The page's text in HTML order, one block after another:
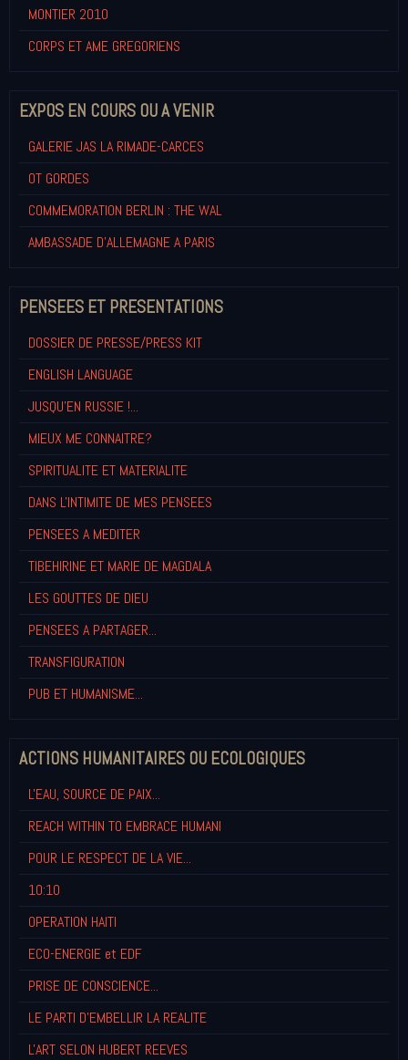
MONTIER 2010
CORPS ET AME GREGORIENS
EXPOS EN COURS OU A VENIR
GALERIE JAS LA RIMADE-CARCES
OT GORDES
COMMEMORATION BERLIN : THE WAL
AMBASSADE D'ALLEMAGNE A PARIS
PENSEES ET PRESENTATIONS
DOSSIER DE PRESSE/PRESS KIT
ENGLISH LANGUAGE
JUSQU'EN RUSSIE !...
MIEUX ME CONNAITRE?
SPIRITUALITE ET MATERIALITE
DANS L'INTIMITE DE MES PENSEES
PENSEES A MEDITER
TIBEHIRINE ET MARIE DE MAGDALA
LES GOUTTES DE DIEU
PENSEES A PARTAGER...
TRANSFIGURATION
PUB ET HUMANISME...
ACTIONS HUMANITAIRES OU ECOLOGIQUES
L'EAU, SOURCE DE PAIX...
REACH WITHIN TO EMBRACE HUMANI
POUR LE RESPECT DE LA VIE...
10:10
OPERATION HAITI
ECO-ENERGIE et EDF
PRISE DE CONSCIENCE...
LE PARTI D'EMBELLIR LA REALITE
L'ART SELON HUBERT REEVES